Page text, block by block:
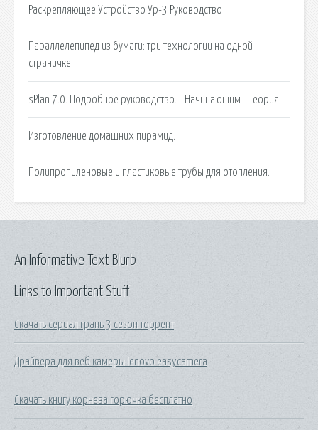
Раскрепляющее Устройство Ур-3 Руководство
Параллелепипед из бумаги: три технологии на одной
страничке.
sPlan 7.0. Подробное руководство. - Начинающим - Теория.
Изготовление домашних пирамид.
Полипропиленовые и пластиковые трубы для отопления.
Links to Important Stuff
Скачать сериал грань 3 сезон торрент
Драйвера для веб камеры lenovo easycamera
Скачать книгу корнева горючка бесплатно
An Informative Text Blurb